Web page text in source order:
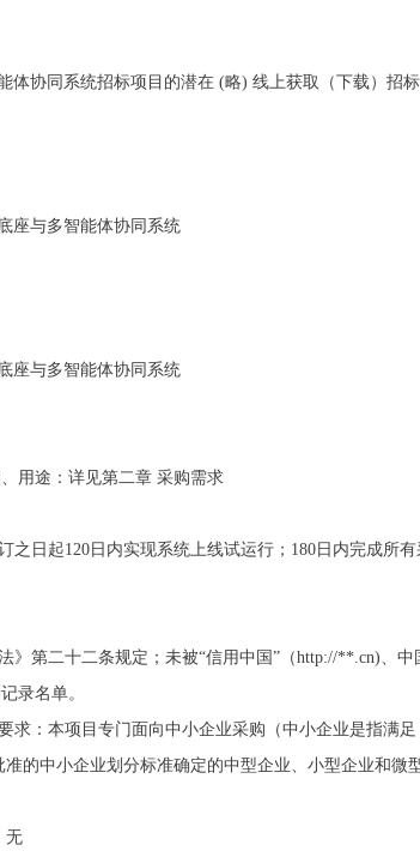
体协同系统招标项目的潜在 (略) 线上获取（下载）招
座与多智能体协同系统
座与多智能体协同系统
用途：详见第二章 采购需求
之日起120日内实现系统上线试运行；180日内完成所有
》第二十二条规定；未被“信用中国”（http://**.cn)、
录名单。
求：本项目专门面向中小企业采购（中小企业是指满
的中小企业划分标准确定的中型企业、小型企业和
无